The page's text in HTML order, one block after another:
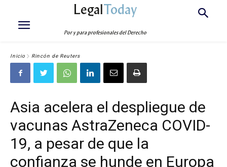
LegalToday
Por y para profesionales del Derecho
Inicio Rincón de Reuters
Asia acelera el despliegue de
vacunas AstraZeneca COVID-
19, a pesar de que la
confianza se hunde en Europa